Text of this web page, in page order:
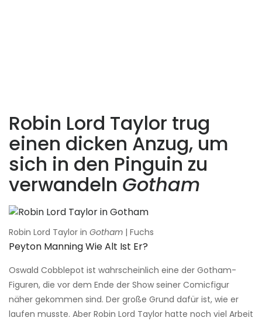
Robin Lord Taylor trug
einen dicken Anzug, um
sich in den Pinguin zu
verwandeln Gotham
Robin Lord Taylor in Gotham | Fuchs
Peyton Manning Wie Alt Ist Er?
Oswald Cobblepot ist wahrscheinlich eine der Gotham-
Figuren, die vor dem Ende der Show seiner Comicfigur
näher gekommen sind. Der große Grund dafür ist, wie er
laufen musste. Aber Robin Lord Taylor hatte noch viel Arbeit